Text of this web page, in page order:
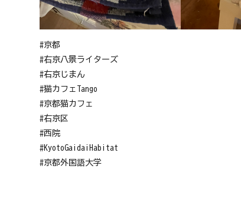
#京都
#右京八景ライターズ
#右京じまん
#猫カフェTango
#京都猫カフェ
#右京区
#西院
#KyotoGaidaiHabitat
#京都外国語大学